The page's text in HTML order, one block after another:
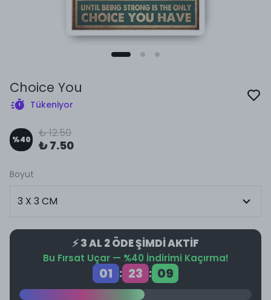
Choice You
Tükeniyor
%40 ₺ 12.50
₺ 7.50
Boyut
⚡ 3 AL 2 ÖDE ŞİMDİ AKTİF
Bu Fırsat Uçar — %40 İndirimi Kaçırma!
01 : 23 : 09